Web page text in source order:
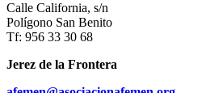
Calle California, s/n
Polígono San Benito
Tf: 956 33 30 68
Jerez de la Frontera